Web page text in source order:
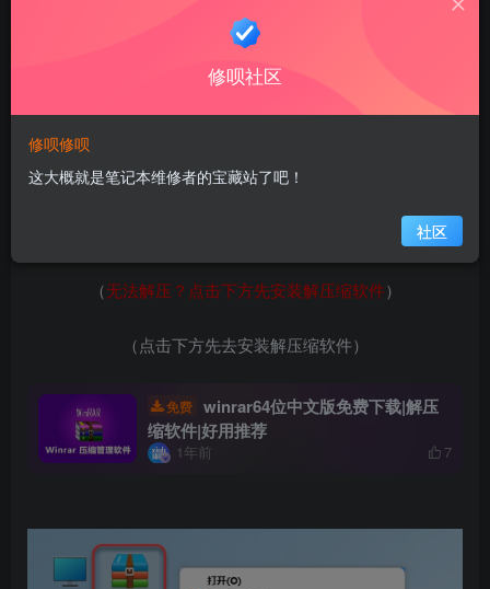
Windows 操作系统的办公软件套装。常用组件有 Word、
Excel、PowerPoint、Access、Outlook等。
安装教程
（无法解压？点击下方先安装解压缩软件）
（点击下方先去安装解压缩软件）
免费 winrar64位中文版免费下载|解压
缩软件|好用推荐
1年前 7
修呗社区
修呗修呗
这大概就是笔记本维修者的宝藏站了吧！
社区